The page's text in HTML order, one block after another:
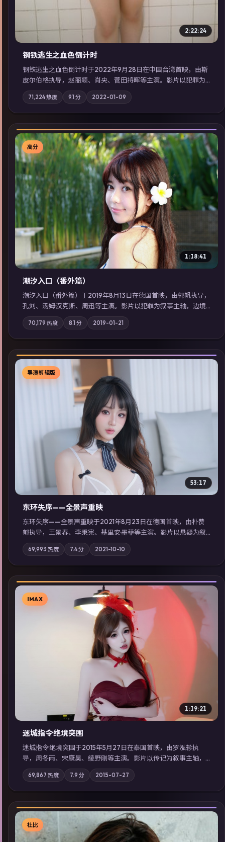
2:22:24
钢铁逃生之血色倒计时
钢铁逃生之血色倒计时于2022年9月28日在中国台湾首映，由斯
皮尔伯格执导，赵丽颖、肖央、菅田将晖等主演。影片以犯罪为
叙事主轴，失踪人口档案牵出跨国灰色产业链；摄影与配乐强化
地域气质；站内亦可通过「国产免费观看高清电视剧在线看」延
展检索同类型高分佳作，畅享高清在线追剧体验。
71,224热度 9.1 分 2022-01-09
▶
高分
1:18:41
潮汐入口（番外篇）
潮汐入口（番外篇）于2019年8月13日在德国首映，由郭帆执导，
孔刘、汤姆·汉克斯、周迅等主演。影片以犯罪为叙事主轴，边境
小镇的平静被一封匿名信彻底打破；摄影与配乐强化地域气质；
站内亦可通过「国产免费观看高清电视剧在线看」延展检索同类
型高分佳作，畅享高清在线追剧体验。
70,179 热度 8.1 分 2019-01-21
▶
导演剪辑版
53:17
东环失序——全景声重映
东环失序——全景声重映于2021年8月23日在德国首映，由朴赞
郁执导，王景春、李秉宪、基里安·墨菲等主演。影片以悬疑为叙
事主轴，科技与人性的边界在实验事故后逐渐模糊；摄影与配乐
强化地域气质；站内亦可通过「国产免费观看高清电视剧在线
看」延展检索同类型高分佳作，畅享高清在线追剧体验。
69,993 热度 7.4分 2021-10-10
▶
IMAX
1:19:21
迷城指令·绝境突围
迷城指令·绝境突围于2015年5月27日在泰国首映，由罗泓轸执
导，周冬雨、宋康昊、绫野刚等主演。影片以传记为叙事主轴，
记忆碎片重组后，主角发现自己从未活过“真实”的一天；摄影与
配乐强化地域气质；站内亦可通过「国产免费观看高清电视剧在
线看」延展检索同类型高分佳作，畅享高清在线追剧体验。
69,867 热度 7.9 分 2015-07-27
杜比